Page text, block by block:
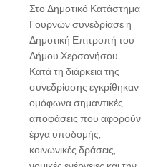
Στο Δημοτικό Κατάστημα
Γουρνών συνεδρίασε η
Δημοτική Επιτροπή του
Δήμου Χερσονήσου.
Κατά τη διάρκεια της
συνεδρίασης εγκρίθηκαν
ομόφωνα σημαντικές
αποφάσεις που αφορούν
έργα υποδομής,
κοινωνικές δράσεις,